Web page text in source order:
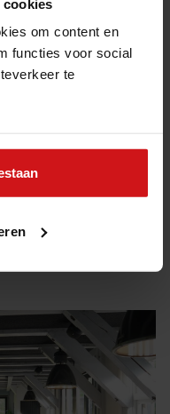
cookies
om content en
functies voor social
te
coach